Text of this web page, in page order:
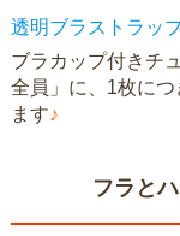
透明ブラストラッ
ブラカップ付きチ
全員」に、1枚に
ます♪
フラと